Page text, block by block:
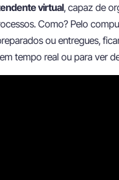
virtual, capaz de
Como? Pelo
ou entregues,
tempo real ou para ver